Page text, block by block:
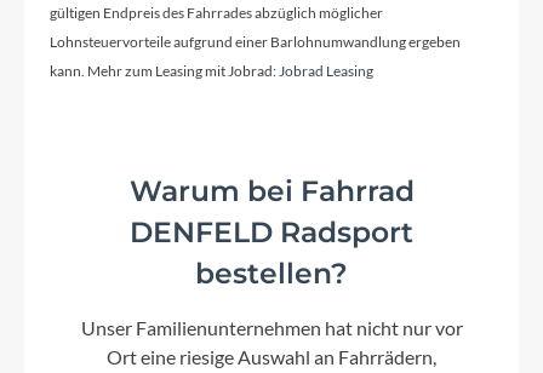
Shimano XT RD-M8100-SGS, ShadowPlus, 12-
Rahmenmaterial
ACID MTB Hybrid Pro, 38T
gültigen Endpreis des Fahrrades abzüglich möglicher
Lohnsteuervorteile aufgrund einer Barlohnumwandlung ergeben
kann. Mehr zum Leasing mit Jobrad:Jobrad Leasing
Warum bei Fahrrad
DENFELD Radsport
bestellen?
Unser Familienunternehmen hat nicht nur vor
Ort eine riesige Auswahl an Fahrrädern,